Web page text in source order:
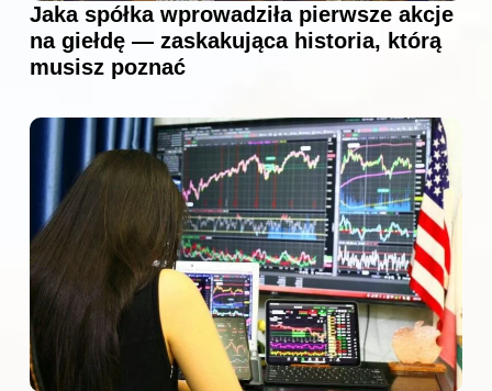
Jaka spółka wprowadziła pierwsze akcje
na giełdę — zaskakująca historia, którą
musisz poznać